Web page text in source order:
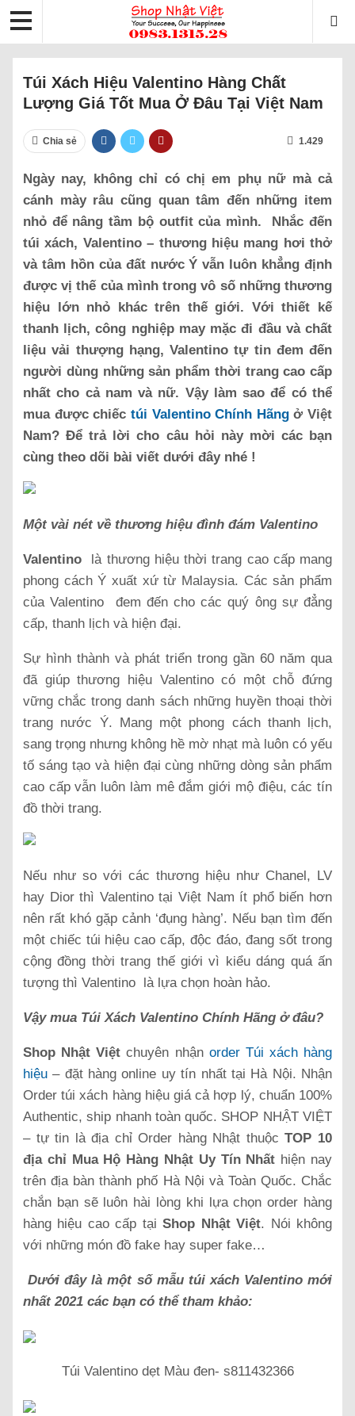
Túi Xách Hiệu Valentino Hàng Chất
Lượng Giá Tốt Mua Ở Đâu Tại Việt Nam
Chia sẻ 1.429
Ngày nay, không chỉ có chị em phụ nữ mà cả
cánh mày râu cũng quan tâm đến những item
nhỏ để nâng tầm bộ outfit của mình. Nhắc đến
túi xách, Valentino – thương hiệu mang hơi thở
và tâm hồn của đất nước Ý vẫn luôn khẳng định
được vị thế của mình trong vô số những thương
hiệu lớn nhỏ khác trên thế giới. Với thiết kế
thanh lịch, công nghiệp may mặc đi đầu và chất
liệu vải thượng hạng, Valentino tự tin đem đến
người dùng những sản phẩm thời trang cao cấp
nhất cho cả nam và nữ. Vậy làm sao để có thể
mua được chiếc túi Valentino Chính Hãngở Việt
Nam? Để trả lời cho câu hỏi này mời các bạn
cùng theo dõi bài viết dưới đây nhé !
Một vài nét về thương hiệu đình đám Valentino
Valentino là thương hiệu thời trang cao cấp mang
phong cách Ý xuất xứ từ Malaysia. Các sản phẩm
của Valentino đem đến cho các quý ông sự đẳng
cấp, thanh lịch và hiện đại.
Sự hình thành và phát triển trong gần 60 năm qua
đã giúp thương hiệu Valentino có một chỗ đứng
vững chắc trong danh sách những huyền thoại thời
trang nước Ý. Mang một phong cách thanh lịch,
sang trọng nhưng không hề mờ nhạt mà luôn có yếu
tố sáng tạo và hiện đại cùng những dòng sản phẩm
cao cấp vẫn luôn làm mê đắm giới mộ điệu, các tín
đồ thời trang.
Nếu như so với các thương hiệu như Chanel, LV
hay Dior thì Valentino tại Việt Nam ít phổ biến hơn
nên rất khó gặp cảnh ‘đụng hàng’. Nếu bạn tìm đến
một chiếc túi hiệu cao cấp, độc đáo, đang sốt trong
cộng đồng thời trang thế giới vì kiểu dáng quá ấn
tượng thì Valentino là lựa chọn hoàn hảo.
Vậy mua Túi Xách Valentino Chính Hãng ở đâu?
Shop Nhật Việt chuyên nhận order Túi xách hàng
hiệu – đặt hàng online uy tín nhất tại Hà Nội. Nhận
Order túi xách hàng hiệu giá cả hợp lý, chuẩn 100%
Authentic, ship nhanh toàn quốc. SHOP NHẬT VIỆT
– tự tin là địa chỉ Order hàng Nhật thuộcTOP 10
địa chỉ Mua Hộ Hàng Nhật Uy Tín Nhất hiện nay
trên địa bàn thành phố Hà Nội và Toàn Quốc. Chắc
chắn bạn sẽ luôn hài lòng khi lựa chọn order hàng
hàng hiệu cao cấp tạiShop Nhật Việt. Nói không
với những món đồ fake hay super fake…
Dưới đây là một số mẫu túi xách Valentino mới
nhất 2021 các bạn có thể tham khảo:
Túi Valentino dẹt Màu đen- s811432366